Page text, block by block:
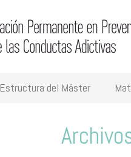
Estructura del Máster